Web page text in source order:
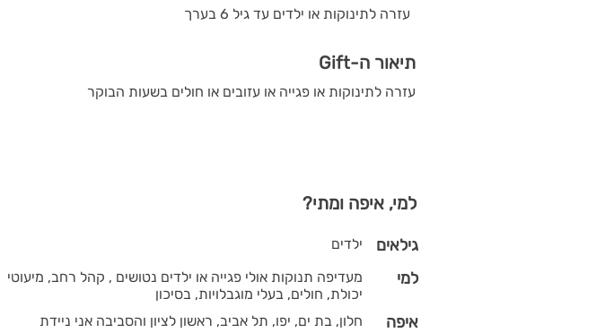
עזרה לתינוקות או ילדים עד גיל 6 בערך
תיאור ה-Gift
עזרה לתינוקות או פגייה או עזובים או חולים בשעות הבוקר
למי, איפה ומתי?
ילדים גילאים
מעדיפה תנוקות אולי פגייה או ילדים נטושים , קהל רחב, מיעוטי
יכולת, חולים, בעלי מוגבלויות, בסיכון
למי
חלון, בת ים, יפו, תל אביב, ראשון לציון והסביבה אני ניידת איפה